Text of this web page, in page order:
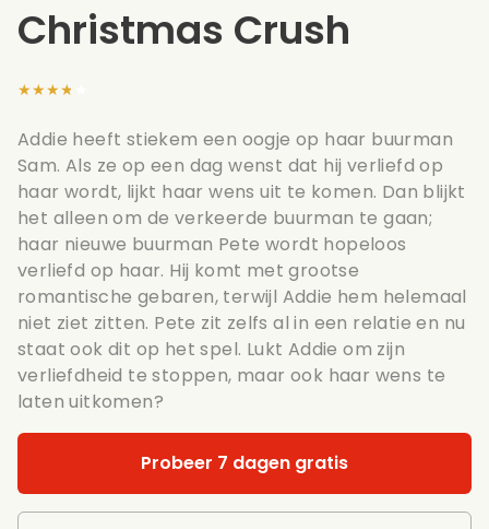
Christmas Crush
★★★★★
Addie heeft stiekem een oogje op haar buurman
Sam. Als ze op een dag wenst dat hij verliefd op
haar wordt, lijkt haar wens uit te komen. Dan blijkt
het alleen om de verkeerde buurman te gaan;
haar nieuwe buurman Pete wordt hopeloos
verliefd op haar. Hij komt met grootse
romantische gebaren, terwijl Addie hem helemaal
niet ziet zitten. Pete zit zelfs al in een relatie en nu
staat ook dit op het spel. Lukt Addie om zijn
verliefdheid te stoppen, maar ook haar wens te
laten uitkomen?
Probeer 7 dagen gratis